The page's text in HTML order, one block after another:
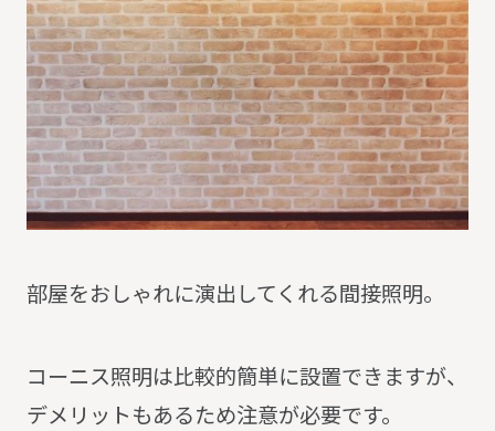
部屋をおしゃれに演出してくれる間接照明。
コーニス照明は比較的簡単に設置できますが、
デメリットもあるため注意が必要です。